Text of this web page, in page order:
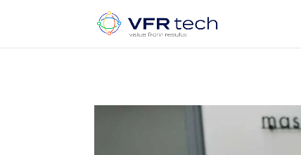
Update cookies preferences